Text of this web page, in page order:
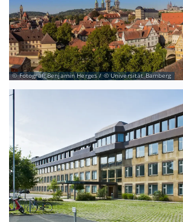
Fotograf: Benjamin Herges / © Universität Bamberg